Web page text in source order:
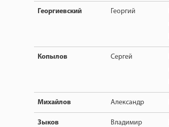
Георгиевский Георгий
Копылов Сергей
Михайлов Александр
Зыков Владимир